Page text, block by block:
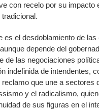
con recelo por su impacto
es el desdoblamiento de las
depende del
de las negociaciones
indefinida de intendentes,
que une a sectores
y el radicalismo,
de sus figuras en el